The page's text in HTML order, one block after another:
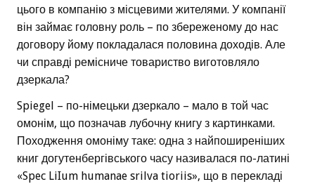
цього в компанію з місцевими жителями. У компанії
він займає головну роль – по збереженому до нас
договору йому покладалася половина доходів. Але
чи справді ремісниче товариство виготовляло
дзеркала?
Spiegel – по-німецьки дзеркало – мало в той час
омонім, що позначав лубочну книгу з картинками.
Походження омоніму таке: одна з найпоширеніших
книг догутенбергівського часу називалася по-латині
«Spec LiIum humanae srilva tioriis», що в перекладі